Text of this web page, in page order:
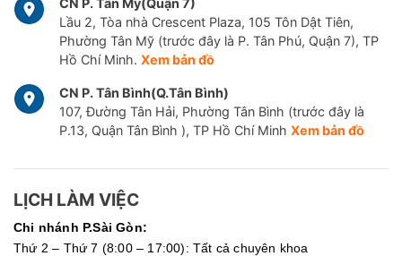
Lầu 2, Tòa nhà Crescent Plaza, 105 Tôn Dật Tiên,
Phường Tân Mỹ (trước đây là P. Tân Phú, Quận 7), TP
Hồ Chí Minh. Xem bản đồ
CN P. Tân Bình(Q.Tân Bình)
107, Đường Tân Hải, Phường Tân Bình (trước đây là
P.13, Quận Tân Bình ), TP Hồ Chí Minh Xem bản đồ
LỊCH LÀM VIỆC
Chi nhánh P.Sài Gòn:
Thứ 2 – Thứ 7 (8:00 – 17:00): Tất cả chuyên khoa